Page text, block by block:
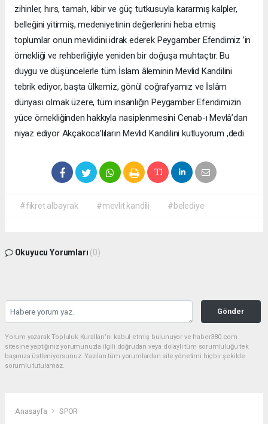
zihinler, hırs, tamah, kibir ve güç tutkusuyla kararmış kalpler,
belleğini yitirmiş, medeniyetinin değerlerini heba etmiş
toplumlar onun mevlidini idrak ederek Peygamber Efendimiz ’in
örnekliği ve rehberliğiyle yeniden bir doğuşa muhtaçtır. Bu
duygu ve düşüncelerle tüm İslam âleminin Mevlid Kandilini
tebrik ediyor, başta ülkemiz, gönül coğrafyamız ve İslâm
dünyası olmak üzere, tüm insanlığın Peygamber Efendimizin
yüce örnekliğinden hakkıyla nasiplenmesini Cenab-ı Mevlâ’dan
niyaz ediyor Akçakoca’lıların Mevlid Kandilini kutluyorum ,dedi.
#fikret albayrak #mevlit kandili #belediye
Okuyucu Yorumları (0)
Gönder
Yorum yazarak Topluluk Kuralları’nı kabul etmiş bulunuyor ve haber380.com
sitesine yaptığınız yorumunuzla ilgili doğrudan veya dolaylı tüm sorumluluğu tek
başınıza üstleniyorsunuz. Yazılan tüm yorumlardan site yönetimi hiçbir şekilde
sorumlu tutulamaz.
Anasayfa SPOR